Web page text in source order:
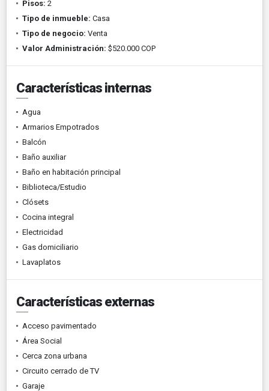
Pisos: 2
Tipo de inmueble: Casa
Tipo de negocio: Venta
Valor Administración: $520.000 COP
Características internas
Agua
Armarios Empotrados
Balcón
Baño auxiliar
Baño en habitación principal
Biblioteca/Estudio
Clósets
Cocina integral
Electricidad
Gas domiciliario
Lavaplatos
Características externas
Acceso pavimentado
Área Social
Cerca zona urbana
Circuito cerrado de TV
Garaje